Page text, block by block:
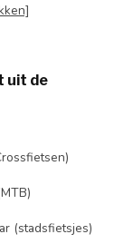
uit de
(stadsfietsjes)